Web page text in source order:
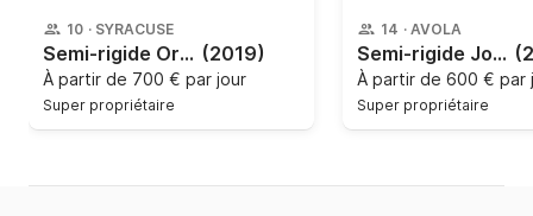
10 · SYRACUSE
Semi-rigide Oromarine 750 175cv (2019)
À partir de 700 € par jour
Super propriétaire
14 · AVOLA
Semi-rigide Joker Boat Clubman 26 250cv
À partir de 600 € par
Super propriétaire